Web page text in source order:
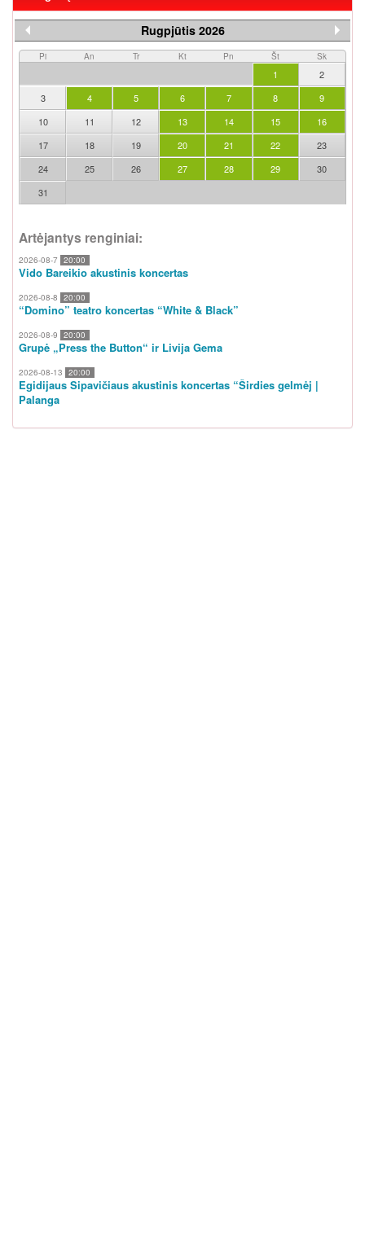
Rugpjūtis 2026
Pi An Tr Kt Pn Št Sk
1
2
3
4 5 6 7 8
9
10
11 12 13 14 15
16
17
18 19 20 21 22
23
24
25 26 27 28 29
30
31
Artėjantys renginiai:
2026-08-7 20:00
Vido Bareikio akustinis koncertas
2026-08-8 20:00
“Domino” teatro koncertas “White & Black”
2026-08-9 20:00
Grupė „Press the Button“ ir Livija Gema
2026-08-13 20:00
Egidijaus Sipavičiaus akustinis koncertas “Širdies gelmėj |
Palanga